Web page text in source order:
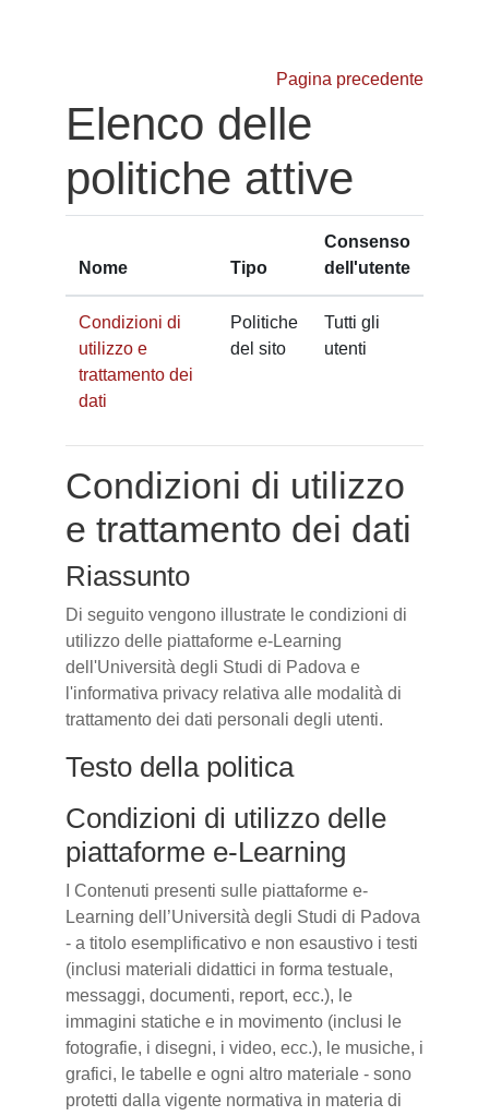
Pagina precedente
Elenco delle
politiche attive
Nome Tipo
Consenso
dell'utente
Condizioni di
utilizzo e
trattamento dei
dati
Politiche
del sito
Tutti gli
utenti
Condizioni di utilizzo
e trattamento dei dati
Riassunto
Di seguito vengono illustrate le condizioni di
utilizzo delle piattaforme e-Learning
dell'Università degli Studi di Padova e
l'informativa privacy relativa alle modalità di
trattamento dei dati personali degli utenti.
Testo della politica
Condizioni di utilizzo delle
piattaforme e-Learning
I Contenuti presenti sulle piattaforme e-
Learning dell’Università degli Studi di Padova
- a titolo esemplificativo e non esaustivo i testi
(inclusi materiali didattici in forma testuale,
messaggi, documenti, report, ecc.), le
immagini statiche e in movimento (inclusi le
fotografie, i disegni, i video, ecc.), le musiche, i
grafici, le tabelle e ogni altro materiale - sono
protetti dalla vigente normativa in materia di